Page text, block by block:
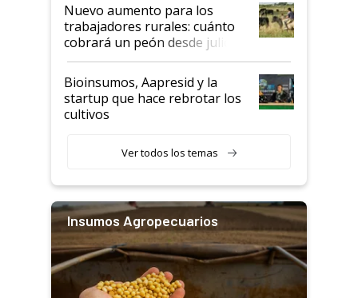
Nuevo aumento para los
trabajadores rurales: cuánto
cobrará un peón desde julio
Bioinsumos, Aapresid y la
startup que hace rebrotar los
cultivos
Ver todos los temas
Insumos Agropecuarios